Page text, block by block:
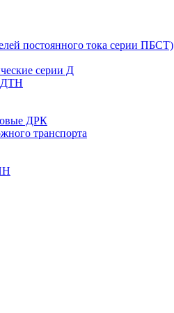
постоянного тока серии ПБСТ)
серии Д
ДТН
ДРК
транспорта